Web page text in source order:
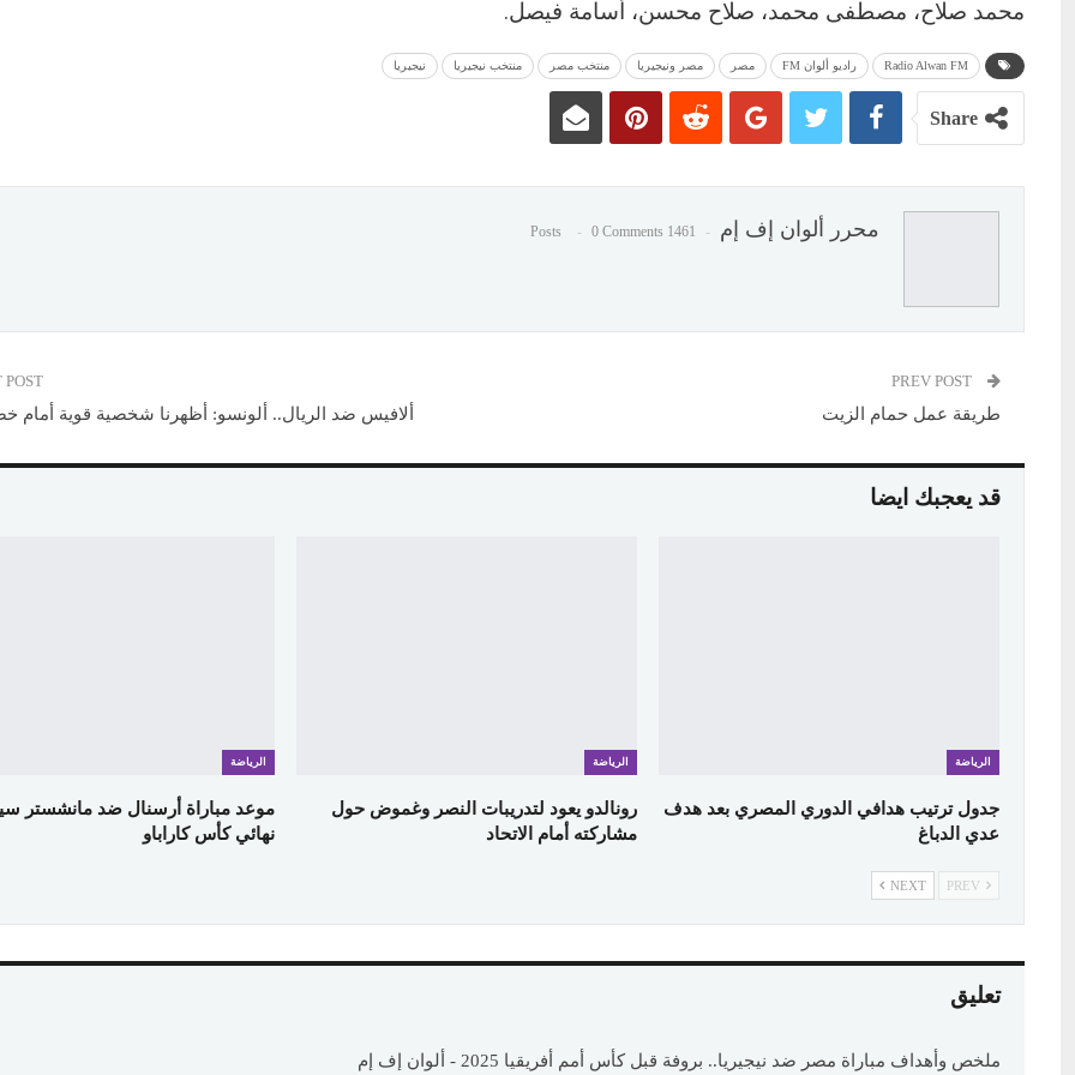
محمد صلاح، مصطفى محمد، صلاح محسن، أسامة فيصل.
Radio Alwan FM راديو ألوان FM مصر مصر ونيجيريا منتخب مصر منتخب نيجيريا نيجيريا
Share
محرر ألوان إف إم 1461 Posts
0 Comments
طريقة عمل حمام الزيت
POST
ألافيس ضد الريال.. ألونسو: أظهرنا شخصية قوية
قد يعجبك ايضا
الرياضة
جدول ترتيب هدافي الدوري المصري بعد هدف
عدي الدباغ
الرياضة
رونالدو يعود لتدريبات النصر وغموض حول
مشاركته أمام الاتحاد
الرياضة
موعد مباراة أرسنال ضد مانشستر
نهائي كأس كاراباو
NEXT
تعليق
ملخص وأهداف مباراة مصر ضد نيجيريا.. بروفة قبل كأس أمم أفريقيا 2025 - ألوان إف إم